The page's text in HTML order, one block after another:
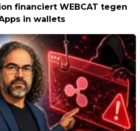
financiert WEBCAT tegen
in wallets